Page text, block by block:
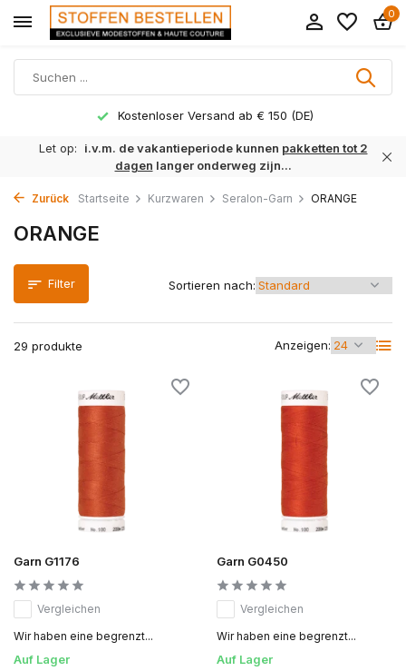
0
Lieferzeit 1 bis 3
Let op: i.v.m. de vakantieperiode kunnen pakketten tot 2
dagen langer onderweg zijn...
Zurück Startseite Kurzwaren Seralon-Garn ORANGE
ORANGE
Filter
29 produkte Anzeigen:
Sortieren nach:
Garn G1176
Vergleichen
Wir haben eine begrenzt...
Auf Lager
Garn G0450
Vergleichen
Wir haben eine begrenzt...
Auf Lager